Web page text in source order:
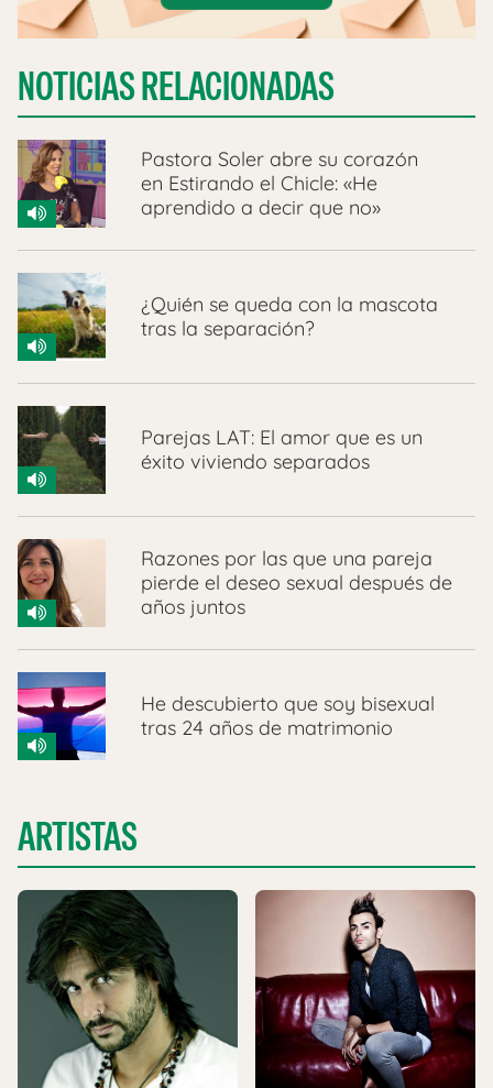
NOTICIAS RELACIONADAS
Pastora Soler abre su corazón
en Estirando el Chicle: «He
aprendido a decir que no»
¿Quién se queda con la mascota
tras la separación?
Parejas LAT: El amor que es un
éxito viviendo separados
Razones por las que una pareja
pierde el deseo sexual después de
años juntos
He descubierto que soy bisexual
tras 24 años de matrimonio
ARTISTAS